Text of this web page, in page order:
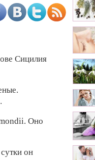
Сицилия
Оно
он